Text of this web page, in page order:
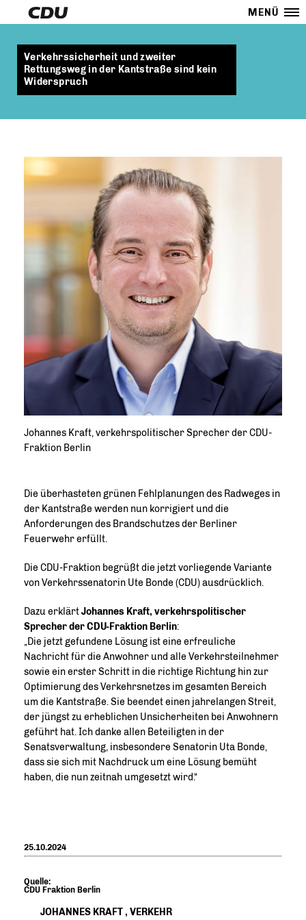
MENÜ
Verkehrssicherheit und zweiter
Rettungsweg in der Kantstraße sind kein
Widerspruch
Johannes Kraft, verkehrspolitischer Sprecher der CDU-
Fraktion Berlin
Die überhasteten grünen Fehlplanungen des Radweges in
der Kantstraße werden nun korrigiert und die
Anforderungen des Brandschutzes der Berliner
Feuerwehr erfüllt.
Die CDU-Fraktion begrüßt die jetzt vorliegende Variante
von Verkehrssenatorin Ute Bonde (CDU) ausdrücklich.
Dazu erklärtJohannes Kraft, verkehrspolitischer
Sprecher der CDU-Fraktion Berlin:
Die jetzt gefundene Lösung ist eine erfreuliche
Nachricht für die Anwohner und alle Verkehrsteilnehmer
sowie ein erster Schritt in die richtige Richtung hin zur
Optimierung des Verkehrsnetzes im gesamten Bereich
um die Kantstraße. Sie beendet einen jahrelangen Streit,
der jüngst zu erheblichen Unsicherheiten bei Anwohnern
geführt hat. Ich danke allen Beteiligten in der
Senatsverwaltung, insbesondere Senatorin Uta Bonde,
dass sie sich mit Nachdruck um eine Lösung bemüht
haben, die nun zeitnah umgesetzt wird.“
25.10.2024
Quelle:
CDU Fraktion Berlin
JOHANNES KRAFT, VERKEHR